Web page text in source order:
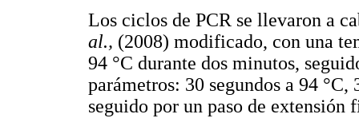
Los ciclos de PCR se llevaron a
al., (2008) modificado, con una
94 °C durante dos minutos,
parámetros: 30 segundos a 94
seguido por un paso de